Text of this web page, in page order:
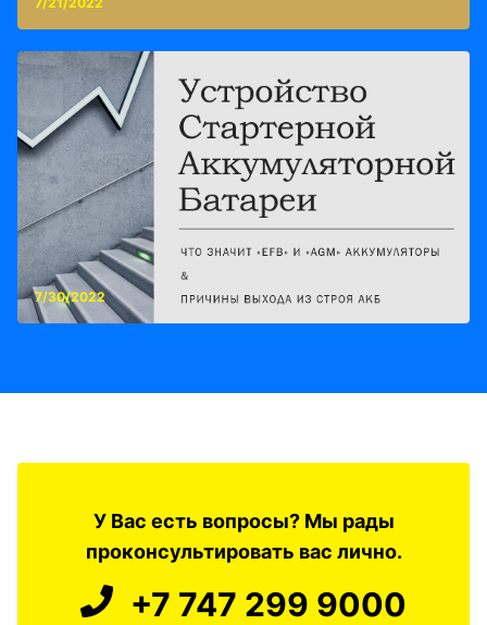
7/30/2022
У Вас есть вопросы? Мы рады
проконсультировать вас лично.
+7 747 299 9000